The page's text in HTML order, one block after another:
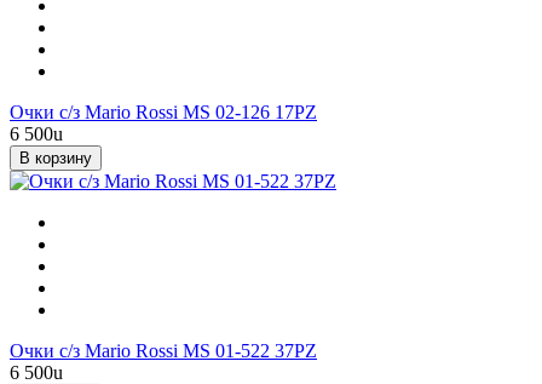
Очки с/з Mario Rossi MS 02-126 17PZ
6 500u
В корзину
Очки с/з Mario Rossi MS 01-522 37PZ
6 500u